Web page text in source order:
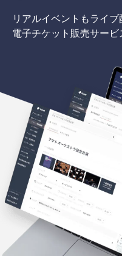
リアルイベントもライ
電子チケット販売サービ